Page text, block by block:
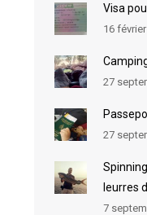
Visa
16
27
27
leurres
7